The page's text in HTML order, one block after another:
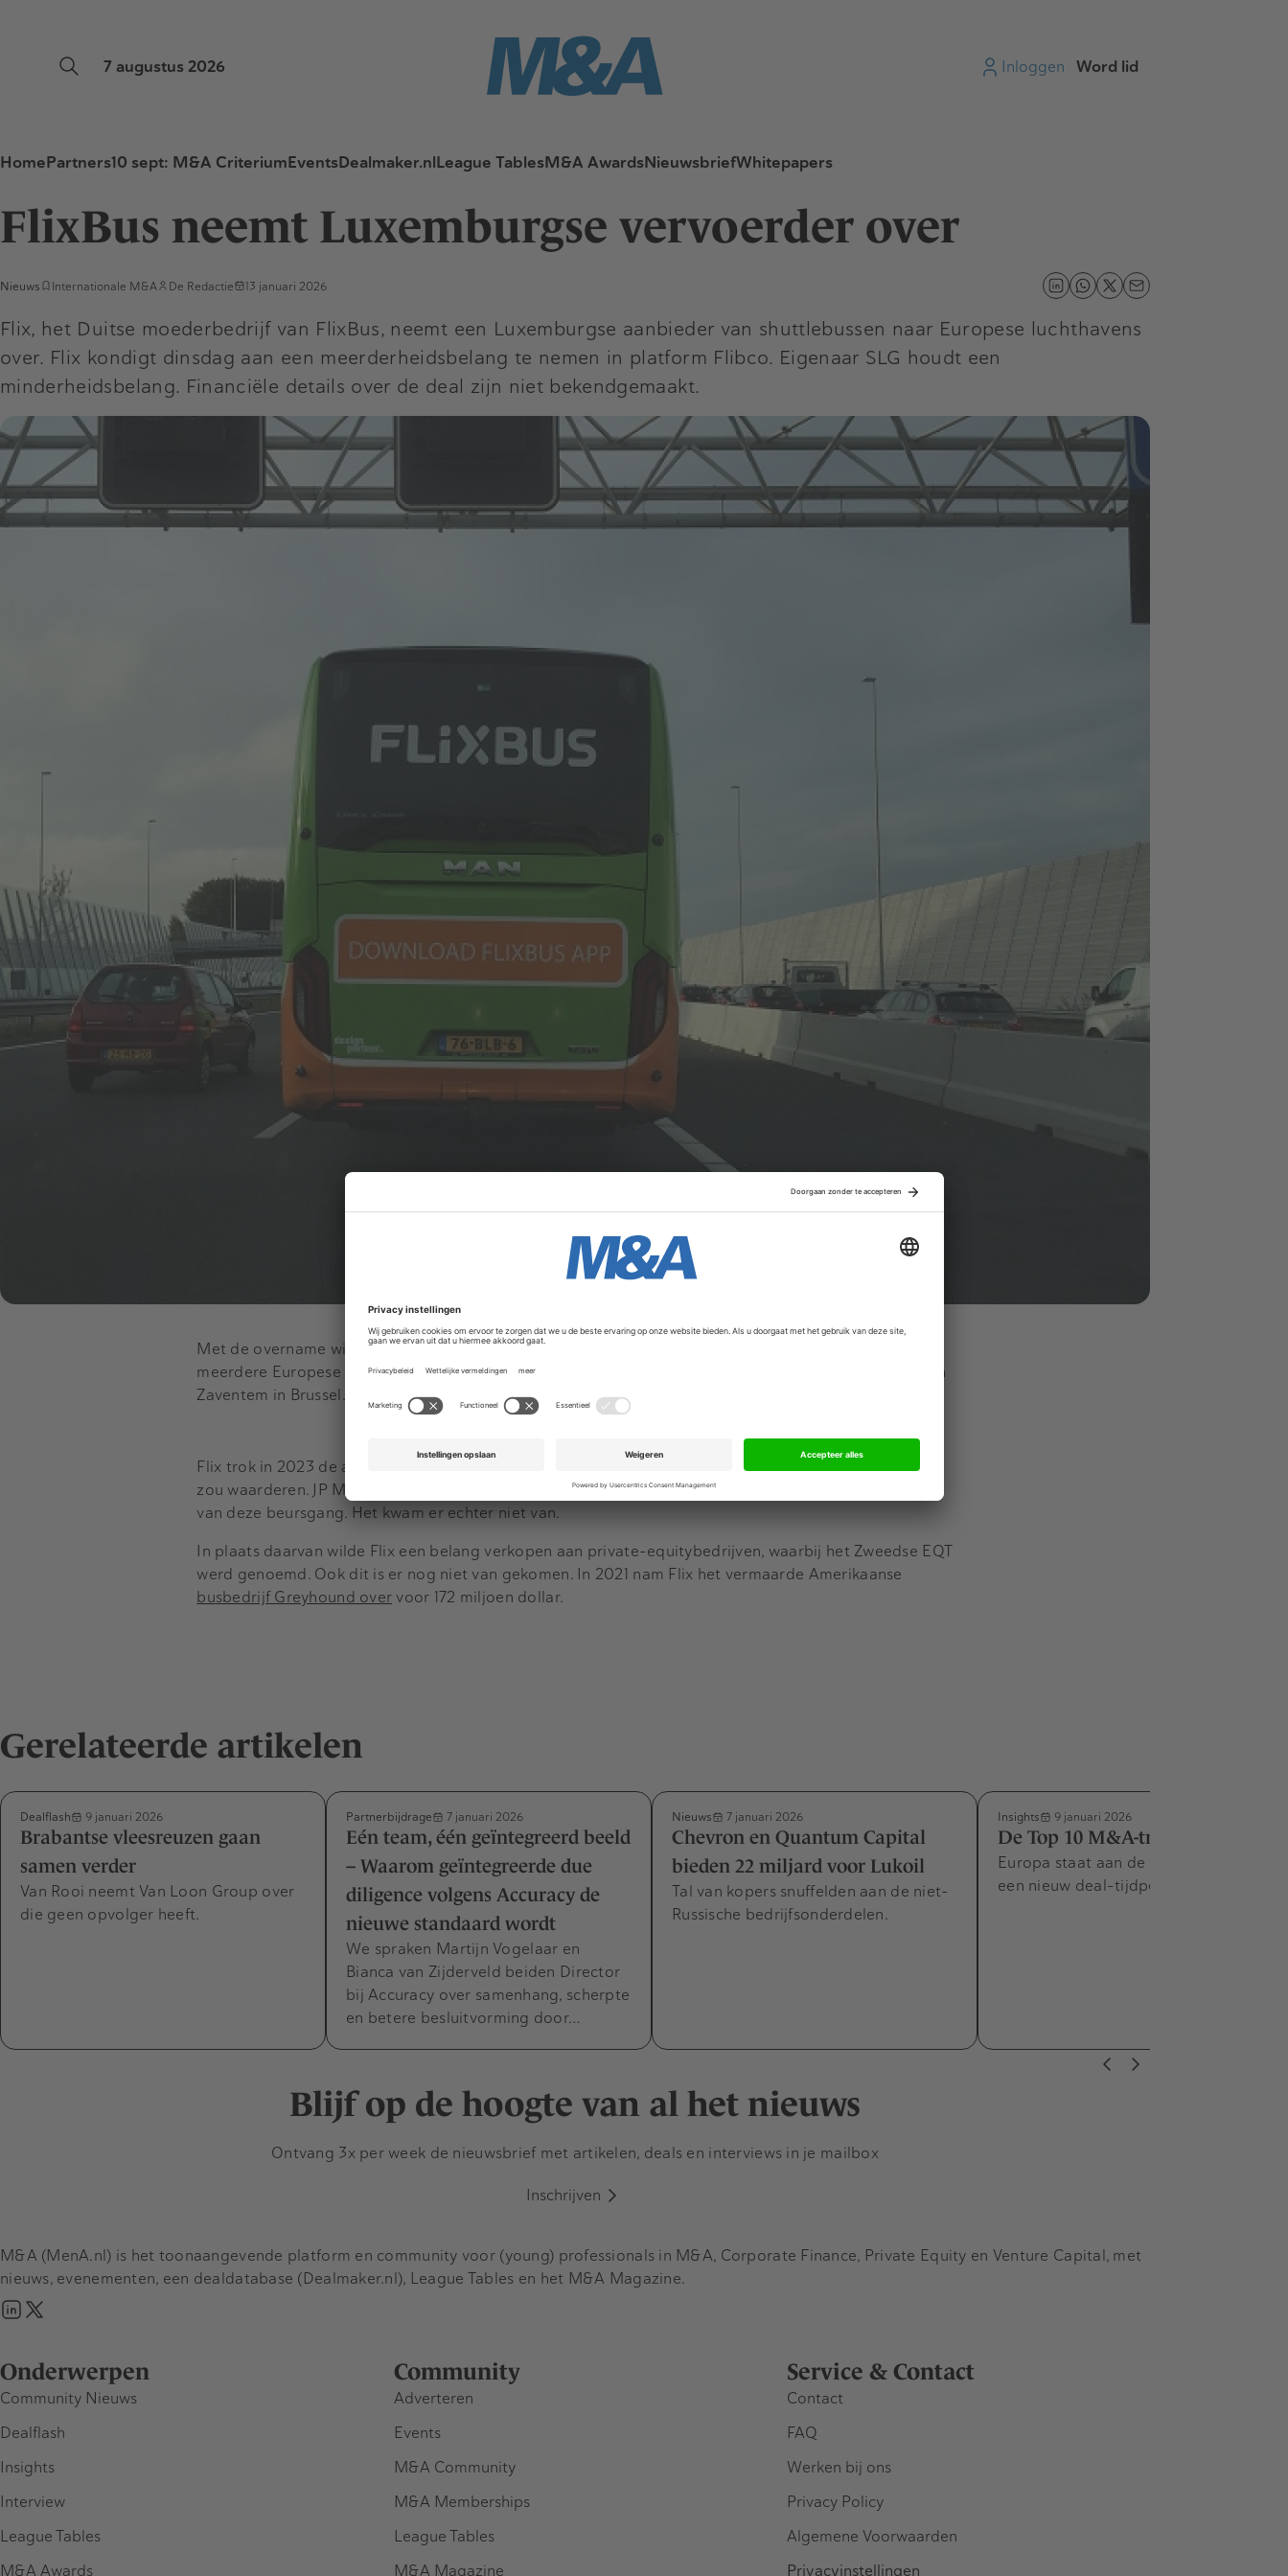
7 augustus 2026 Inloggen Word lid
HomePartners10 sept: M&A CriteriumEventsDealmaker.nlLeague TablesM&A AwardsNieuwsbriefWhitepapers
FlixBus neemt Luxemburgse vervoerder over
Nieuws Internationale M&A De Redactie 13 januari 2026
Flix, het Duitse moederbedrijf van FlixBus, neemt een Luxemburgse aanbieder van shuttlebussen naar Europese luchthavens
over. Flix kondigt dinsdag aan een meerderheidsbelang te nemen in platform Flibco. Eigenaar SLG houdt een
minderheidsbelang. Financiële details over de deal zijn niet bekendgemaakt.
Met de overname wil FlixBus zijn positie in het Europese personenvervoer verbeteren. Flibco is in
meerdere Europese landen actief en biedt bijvoorbeeld een shuttlebus aan tussen Breda en luchthaven
Zaventem in Brussel.
Flix trok in 2023 de aandacht door een
die het bedrijf op 4 miljard euro
zou waarderen. JP Morgan, Goldman Sachs en BNP Paribas waren geselecteerd voor het begeleiden
van deze beursgang. Het kwam er echter niet van.
In plaats daarvan wilde Flix een belang verkopen aan private-equitybedrijven, waarbij het Zweedse EQT
werd genoemd. Ook dit is er nog niet van gekomen. In 2021 nam Flix het vermaarde Amerikaanse
busbedrijf Greyhound over voor 172 miljoen dollar.
Gerelateerde artikelen
Dealflash 9 januari 2026
Brabantse vleesreuzen gaan
samen verder
Van Rooi neemt Van Loon Group over
die geen opvolger heeft.
Partnerbijdrage 7 januari 2026
Eén team, één geïntegreerd beeld
– Waarom geïntegreerde due
diligence volgens Accuracy de
nieuwe standaard wordt
We spraken Martijn Vogelaar en
Bianca van Zijderveld beiden Director
bij Accuracy over samenhang, scherpte
en betere besluitvorming door…
Nieuws 7 januari 2026
Chevron en Quantum Capital
bieden 22 miljard voor Lukoil
Tal van kopers snuffelden aan de niet-
Russische bedrijfsonderdelen.
Insights 9 januari 2026
De Top 10 M&A-trends voor 2026
Europa staat aan de vooravond van
een nieuw deal-tijdperk.
Blijf op de hoogte van al het nieuws
Ontvang 3x per week de nieuwsbrief met artikelen, deals en interviews in je mailbox
Inschrijven
Onderwerpen
Community Nieuws
Dealflash
Insights
Interview
League Tables
M&A Awards
Community
Adverteren
Events
M&A Community
M&A Memberships
League Tables
M&A Magazine
Service & Contact
Contact
FAQ
Werken bij ons
Privacy Policy
Algemene Voorwaarden
Privacyinstellingen
M&A (MenA.nl) is het toonaangevende platform en community voor (young) professionals in M&A, Corporate Finance, Private Equity en Venture Capital, met
nieuws, evenementen, een dealdatabase (Dealmaker.nl), League Tables en het M&A Magazine.